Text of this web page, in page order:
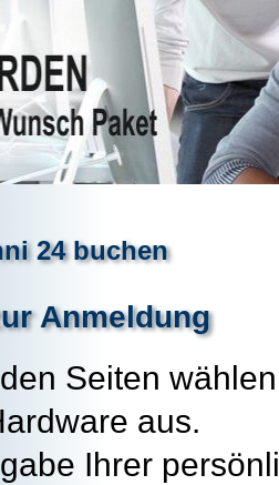
24 buchen
Anmeldung
Seiten
aus.
Ihrer